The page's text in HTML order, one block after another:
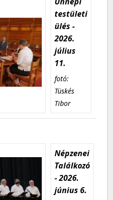
testületi
ülés -
2026.
július
11.
fotó:
Tüskés
Tibor
Népzenei
Találkozó
- 2026.
június 6.